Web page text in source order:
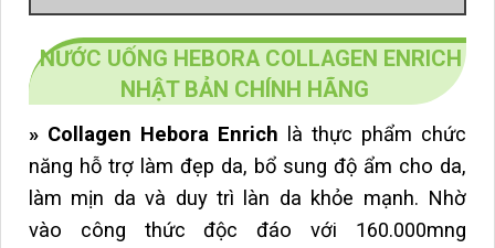
NƯỚC UỐNG HEBORA COLLAGEN ENRICH
NHẬT BẢN CHÍNH HÃNG
» Collagen Hebora Enrich là thực phẩm chức
năng hỗ trợ làm đẹp da, bổ sung độ ẩm cho da,
làm mịn da và duy trì làn da khỏe mạnh. Nhờ
vào công thức độc đáo với 160.000mng